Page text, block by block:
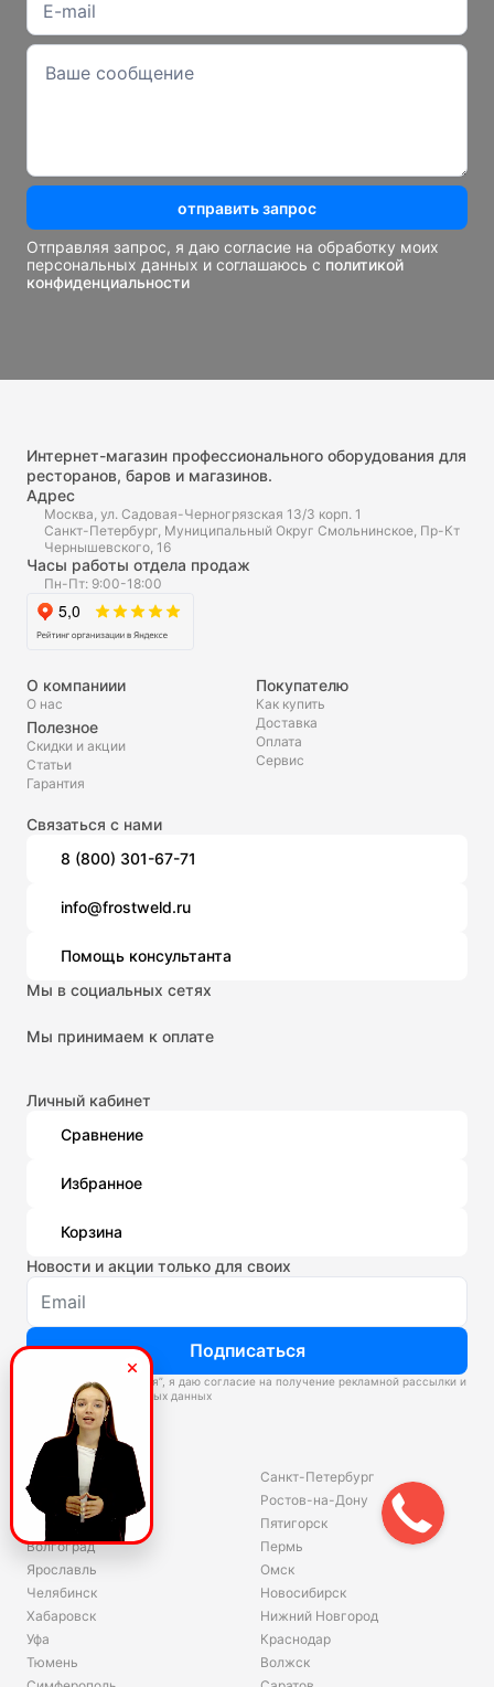
отправить запрос
Отправляя запрос, я даю согласие на обработку моих
персональных данных и соглашаюсь с политикой
конфиденциальности
Интернет-магазин профессионального оборудования для
ресторанов, баров и магазинов.
Адрес
Москва, ул. Садовая-Черногрязская 13/3 корп. 1
Санкт-Петербург, Муниципальный Округ Смольнинское, Пр-Кт
Чернышевского, 16
Часы работы отдела продаж
Пн-Пт: 9:00-18:00
О компаниии
О нас
Полезное
Скидки и акции
Статьи
Гарантия
Покупателю
Как купить
Доставка
Оплата
Сервис
Связаться с нами
8 (800) 301-67-71
info@frostweld.ru
Помощь консультанта
Мы в социальных сетях
Мы принимаем к оплате
Личный кабинет
Сравнение
Избранное
Корзина
Новости и акции только для своих
Подписаться
Нажимая “Подписаться”, я даю согласие на получение рекламной рассылки и
обработку персональных данных
Склады
Владивосток
Екатеринбург
Красноярск
Волгоград
Ярославль
Челябинск
Хабаровск
Уфа
Тюмень
Санкт-Петербург
Ростов-на-Дону
Пятигорск
Пермь
Омск
Новосибирск
Нижний Новгород
Краснодар
Волжск